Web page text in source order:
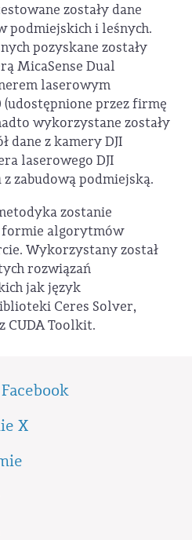
zostały dane
podmiejskich i leśnych.
pozyskane zostały
MicaSense Dual
laserowym
przez firmę
wykorzystane zostały
dane z kamery DJI
laserowego DJI
zabudową podmiejską.
zostanie
formie algorytmów
Wykorzystany został
rozwiązań
jak język
Ceres Solver,
CUDA Toolkit.
X